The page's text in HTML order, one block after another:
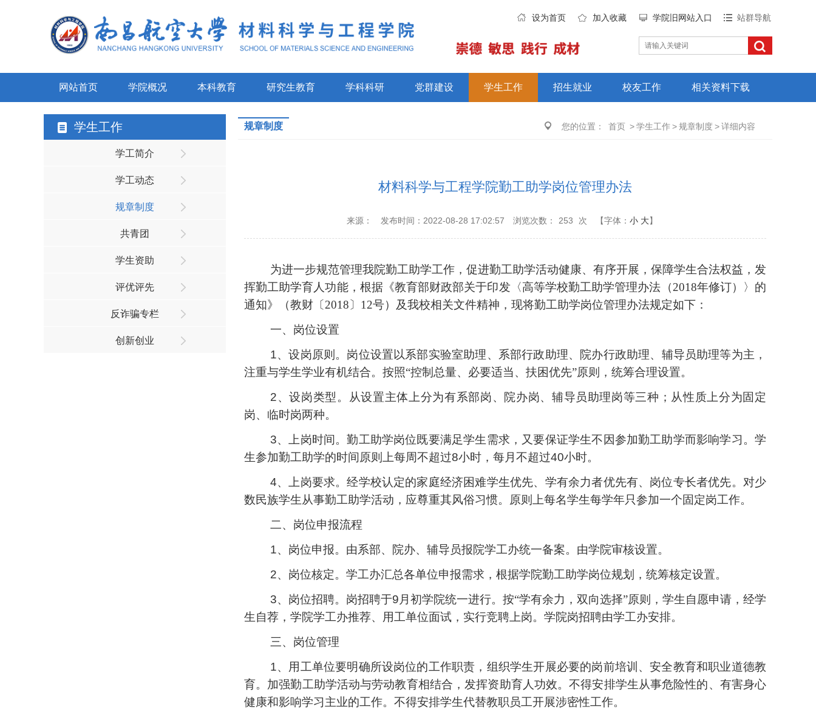
设为首页 加入收藏 学院旧网站入口 站群导航
网站首页 学院概况 本科教育 研究生教育 学科科研 党群建设 学生工作 招生就业 校友工作 相关资料下载
学生工作
学工简介
学工动态
规章制度
共青团
学生资助
评优评先
反诈骗专栏
创新创业
您的位置： 首页 >学生工作>规章制度 >详细内容
规章制度
材料科学与工程学院勤工助学岗位管理办法
来源： 发布时间：2022-08-28 17:02:57 浏览次数： 253 次 【字体： 小 大】
为进一步规范管理我院勤工助学工作，促进勤工助学活动健康、有序开展，保障学生合法权益，发
挥勤工助学育人功能，根据《教育部财政部关于印发〈高等学校勤工助学管理办法（2018年修订）〉的
通知》（教财〔2018〕12号）及我校相关文件精神， 现将勤工助学岗位管理办法规定如下：
一、岗位设置
1、设岗原则。岗位设置以系部实验室助理、 系部行政助理、院办行政助理、辅导员助理等为主，
注重与学生学业有机结合。按照“控制总量、必要适当、扶困优先”原则，统筹合理设置。
2、设岗类型。从设置主体上分为有系部岗、 院办岗、辅导员助理岗等三种；从性质上分为固定
岗、临时岗两种。
3、上岗时间。勤工助学岗位既要满足学生需求，又要保证学生不因参加勤工助学而影响学习。学
生参加勤工助学的时间原则上每周不超过8小时，每月不超过40小时。
4、上岗要求。经学校认定的家庭经济困难学生优先、学有余力者优先有、岗位专长者优先。对少
数民族学生从事勤工助学活动，应尊重其风俗习惯。原则上每名学生每学年只参加一个固定岗工作。
二、 岗位申报流程
1、岗位申报。 由系部、院办、辅导员报院学工办统一备案。 由学院审核设置。
2、岗位核定。学工办汇总各单位申报需求，根据学院勤工助学岗位规划，统筹核定设置。
3、岗位招聘。岗招聘于9月初学院统一进行。按“学有余力，双向选择”原则，学生自愿申请，经学
生自荐，学院学工办推荐、用工单位面试，实行竞聘上岗。学院岗招聘由学工办安排。
三、岗位管理
1、用工单位要明确所设岗位的工作职责，组织学生开展必要的岗前培训、安全教育和职业道德教
育。加强勤工助学活动与劳动教育相结合，发挥资助育人功效。不得安排学生从事危险性的、有害身心
健康和影响学习主业的工作。不得安排学生代替教职员工开展涉密性工作。